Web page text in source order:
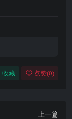
收藏 点赞(0)
上一篇